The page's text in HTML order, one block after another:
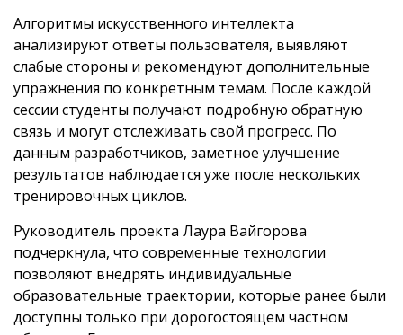
Алгоритмы искусственного интеллекта
анализируют ответы пользователя, выявляют
слабые стороны и рекомендуют дополнительные
упражнения по конкретным темам. После каждой
сессии студенты получают подробную обратную
связь и могут отслеживать свой прогресс. По
данным разработчиков, заметное улучшение
результатов наблюдается уже после нескольких
тренировочных циклов.
Руководитель проекта Лаура Вайгорова
подчеркнула, что современные технологии
позволяют внедрять индивидуальные
образовательные траектории, которые ранее были
доступны только при дорогостоящем частном